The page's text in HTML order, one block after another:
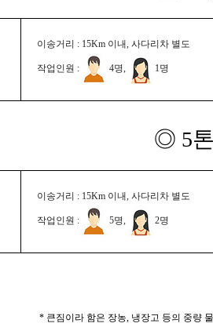
이송거리 : 15Km 이내, 사다리차 별도
작업인원 : 4명, 1명
◎ 5
이송거리 : 15Km 이내, 사다리차 별도
작업인원 : 5명, 2명
* 큰짐이라 함은 장농, 냉장고 등의 중량